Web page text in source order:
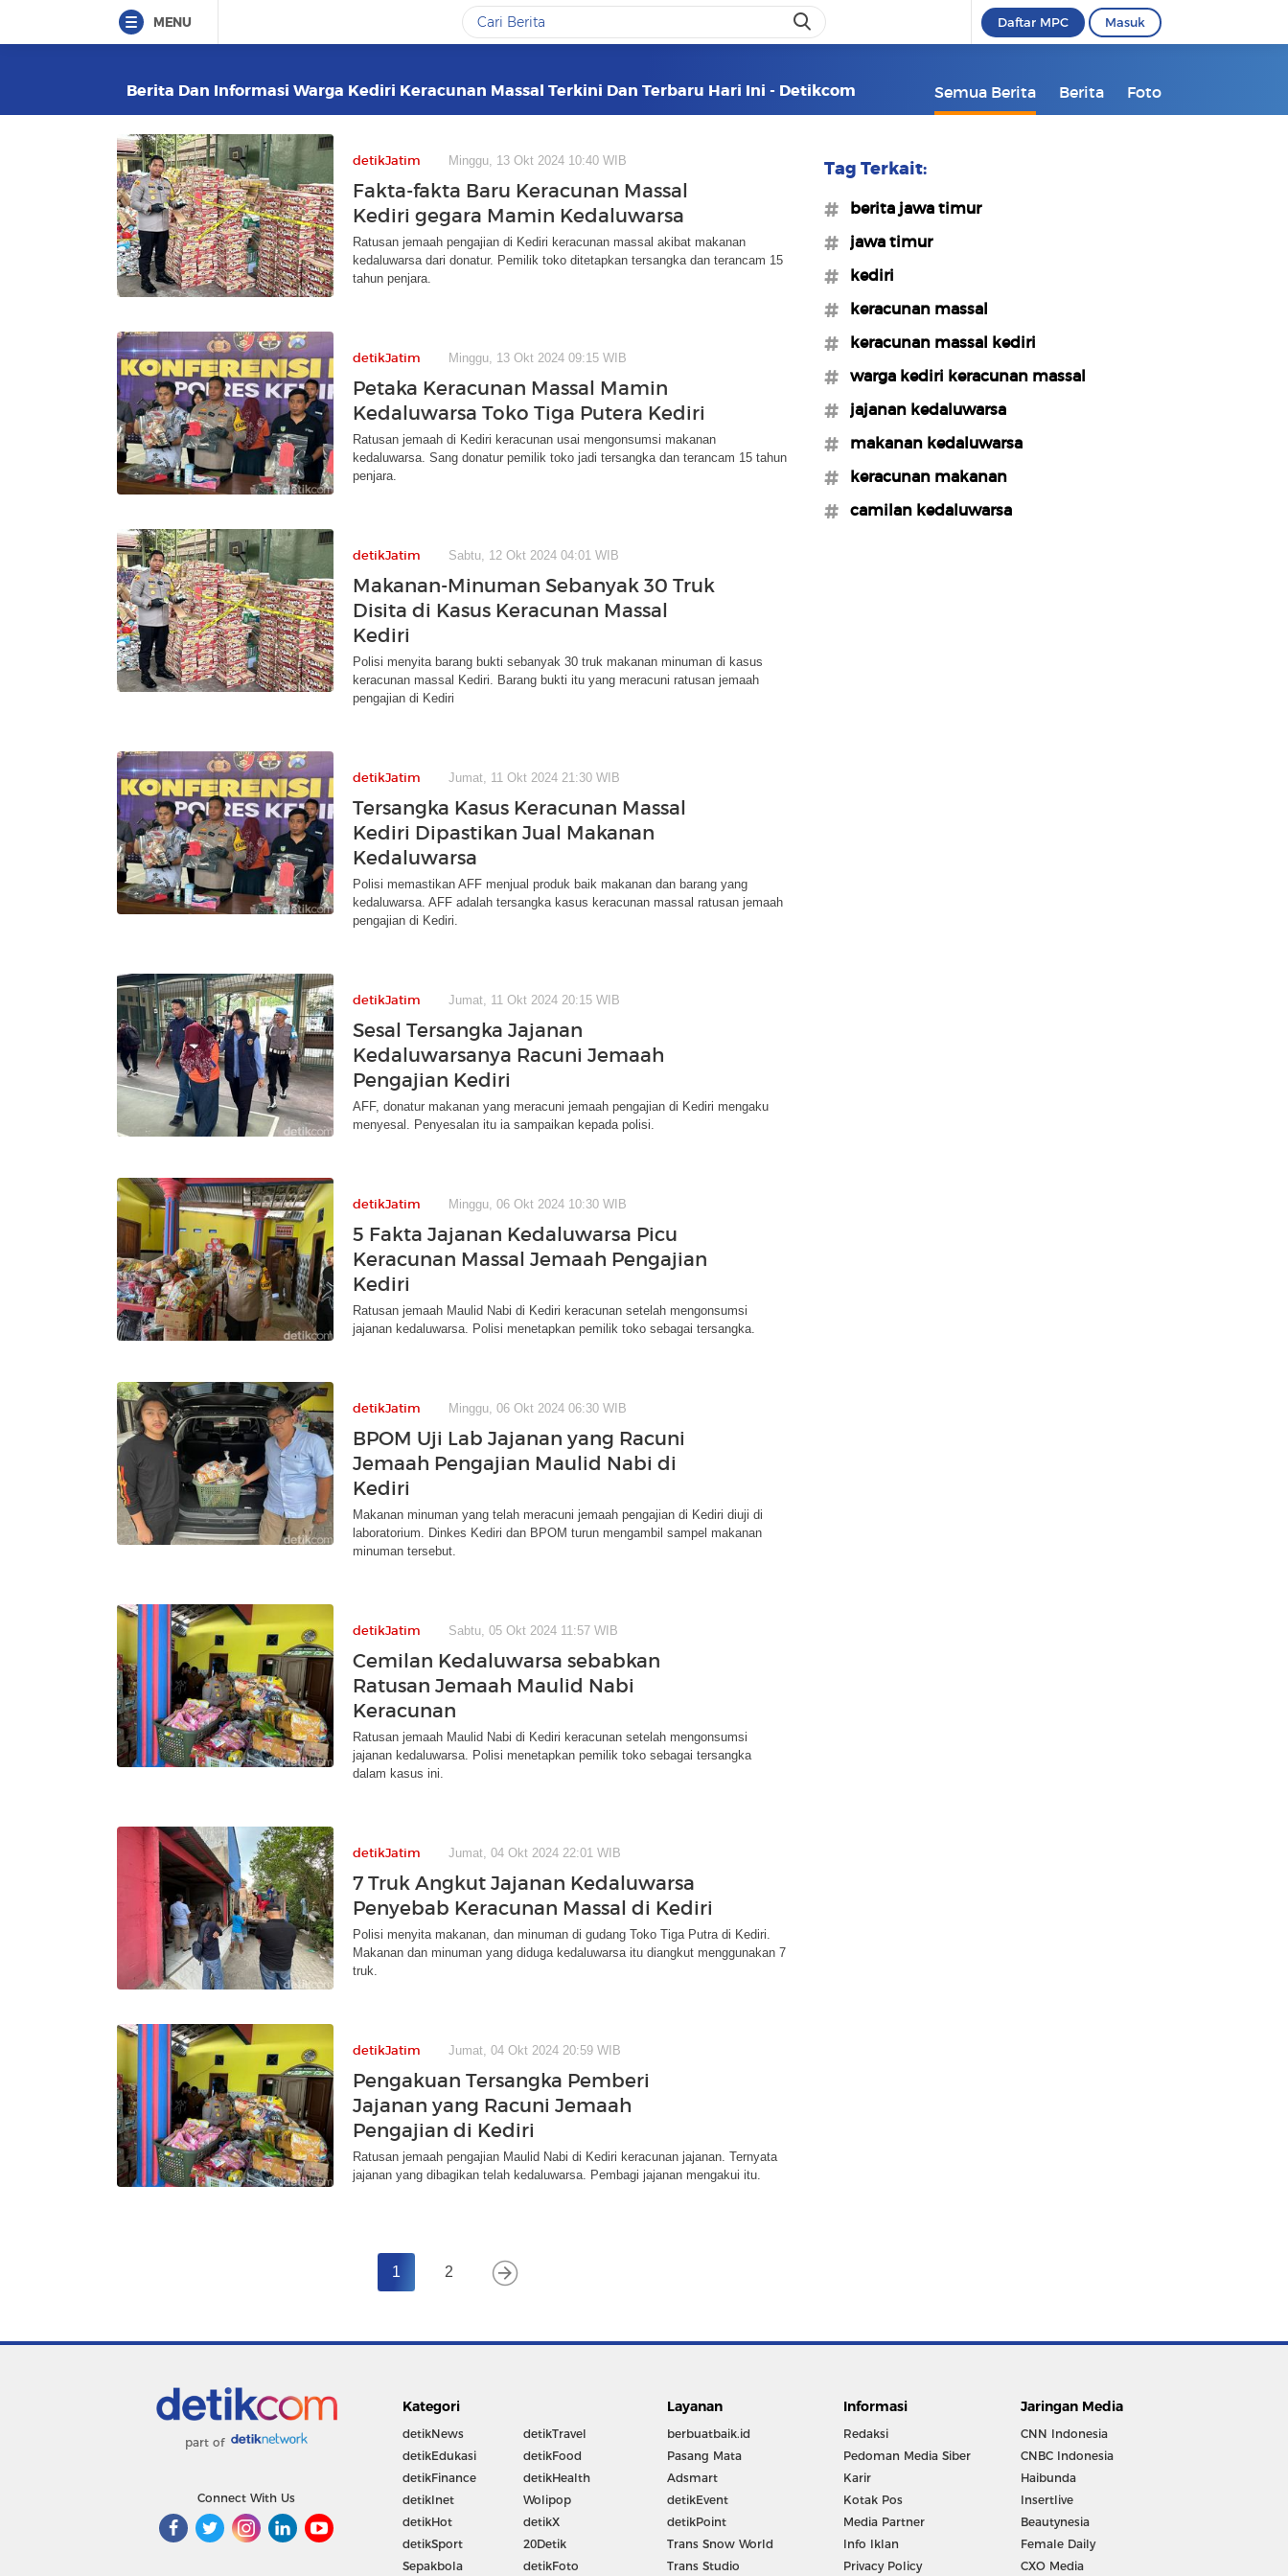
MENU Daftar MPC Masuk
Berita Dan Informasi Warga Kediri Keracunan Massal Terkini Dan Terbaru Hari Ini - Detikcom Semua Berita Berita Foto
detikJatim Minggu, 13 Okt 2024 10:40 WIB
Fakta-fakta Baru Keracunan Massal
Kediri gegara Mamin Kedaluwarsa
Ratusan jemaah pengajian di Kediri keracunan massal akibat makanan
kedaluwarsa dari donatur. Pemilik toko ditetapkan tersangka dan terancam 15
tahun penjara.
detikJatim Minggu, 13 Okt 2024 09:15 WIB
Petaka Keracunan Massal Mamin
Kedaluwarsa Toko Tiga Putera Kediri
Ratusan jemaah di Kediri keracunan usai mengonsumsi makanan
kedaluwarsa. Sang donatur pemilik toko jadi tersangka dan terancam 15 tahun
penjara.
detikJatim Sabtu, 12 Okt 2024 04:01 WIB
Makanan-Minuman Sebanyak 30 Truk
Disita di Kasus Keracunan Massal
Kediri
Polisi menyita barang bukti sebanyak 30 truk makanan minuman di kasus
keracunan massal Kediri. Barang bukti itu yang meracuni ratusan jemaah
pengajian di Kediri
detikJatim Jumat, 11 Okt 2024 21:30 WIB
Tersangka Kasus Keracunan Massal
Kediri Dipastikan Jual Makanan
Kedaluwarsa
Polisi memastikan AFF menjual produk baik makanan dan barang yang
kedaluwarsa. AFF adalah tersangka kasus keracunan massal ratusan jemaah
pengajian di Kediri.
detikJatim Jumat, 11 Okt 2024 20:15 WIB
Sesal Tersangka Jajanan
Kedaluwarsanya Racuni Jemaah
Pengajian Kediri
AFF, donatur makanan yang meracuni jemaah pengajian di Kediri mengaku
menyesal. Penyesalan itu ia sampaikan kepada polisi.
detikJatim Minggu, 06 Okt 2024 10:30 WIB
5 Fakta Jajanan Kedaluwarsa Picu
Keracunan Massal Jemaah Pengajian
Kediri
Ratusan jemaah Maulid Nabi di Kediri keracunan setelah mengonsumsi
jajanan kedaluwarsa. Polisi menetapkan pemilik toko sebagai tersangka.
detikJatim Minggu, 06 Okt 2024 06:30 WIB
BPOM Uji Lab Jajanan yang Racuni
Jemaah Pengajian Maulid Nabi di
Kediri
Makanan minuman yang telah meracuni jemaah pengajian di Kediri diuji di
laboratorium. Dinkes Kediri dan BPOM turun mengambil sampel makanan
minuman tersebut.
detikJatim Sabtu, 05 Okt 2024 11:57 WIB
Cemilan Kedaluwarsa sebabkan
Ratusan Jemaah Maulid Nabi
Keracunan
Ratusan jemaah Maulid Nabi di Kediri keracunan setelah mengonsumsi
jajanan kedaluwarsa. Polisi menetapkan pemilik toko sebagai tersangka
dalam kasus ini.
detikJatim Jumat, 04 Okt 2024 22:01 WIB
7 Truk Angkut Jajanan Kedaluwarsa
Penyebab Keracunan Massal di Kediri
Polisi menyita makanan, dan minuman di gudang Toko Tiga Putra di Kediri.
Makanan dan minuman yang diduga kedaluwarsa itu diangkut menggunakan 7
truk.
detikJatim Jumat, 04 Okt 2024 20:59 WIB
Pengakuan Tersangka Pemberi
Jajanan yang Racuni Jemaah
Pengajian di Kediri
Ratusan jemaah pengajian Maulid Nabi di Kediri keracunan jajanan. Ternyata
jajanan yang dibagikan telah kedaluwarsa. Pembagi jajanan mengakui itu.
1 2
Tag Terkait:
#berita jawa timur
#jawa timur
#kediri
#keracunan massal
#keracunan massal kediri
#warga kediri keracunan massal
#jajanan kedaluwarsa
#makanan kedaluwarsa
#keracunan makanan
#camilan kedaluwarsa
part of
Connect With Us
Kategori
detikNews
detikEdukasi
detikFinance
detikInet
detikHot
detikSport
Sepakbola
detikTravel
detikFood
detikHealth
Wolipop
detikX
20Detik
detikFoto
Layanan
berbuatbaik.id
Pasang Mata
Adsmart
detikEvent
detikPoint
Trans Snow World
Trans Studio
Informasi
Redaksi
Pedoman Media Siber
Karir
Kotak Pos
Media Partner
Info Iklan
Privacy Policy
Jaringan Media
CNN Indonesia
CNBC Indonesia
Haibunda
Insertlive
Beautynesia
Female Daily
CXO Media